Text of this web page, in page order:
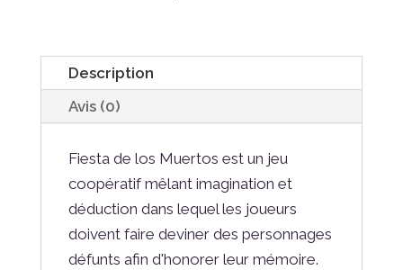
Description
Avis (0)
Fiesta de los Muertos est un jeu
coopératif mêlant imagination et
déduction dans lequel les joueurs
doivent faire deviner des personnages
défunts afin d'honorer leur mémoire.